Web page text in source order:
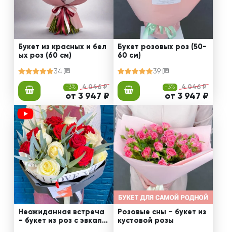
Букет из красных и бел
ых роз (60 см)
34
-3% 4 046 ₽
от 3 947 ₽
Букет розовых роз (50-
60 см)
39
-3% 4 046 ₽
от 3 947 ₽
Неожиданная встреча
– букет из роз с эвкали
Розовые сны – букет из
кустовой розы